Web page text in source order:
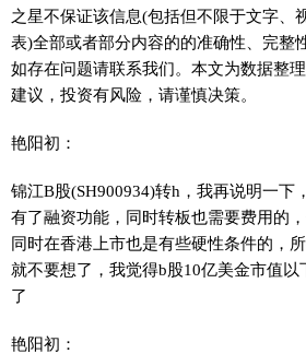
之星不保证该信息(包括但不限于文字、
表)全部或者部分内容的的准确性、完整
如存在问题请联系我们。本文为数据整
建议，投资有风险，请谨慎决策。
艳阳初：
锦江B股(SH900934)转h，我再说明一下
有了融资功能，同时转板也需要费用的
同时在香港上市也是有些硬性条件的，
就不要想了，我觉得b股10亿美金市值
了
艳阳初：